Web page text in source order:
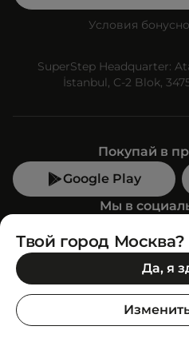
Условия
SuperStep Headquarter:
İstanbul, C-2 Blok,
Покупай в
Google Play
Мы в
+7 (499)
C 10:00
Твой город Москва?
Да, я